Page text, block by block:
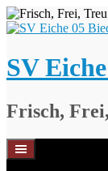
Springe
zum
SV
Frisch,